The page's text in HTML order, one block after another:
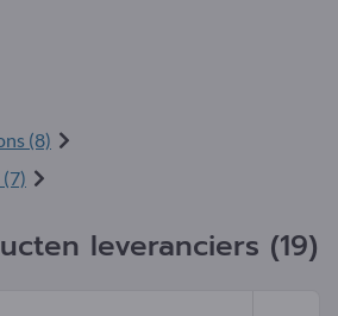
(8)
leveranciers (19)